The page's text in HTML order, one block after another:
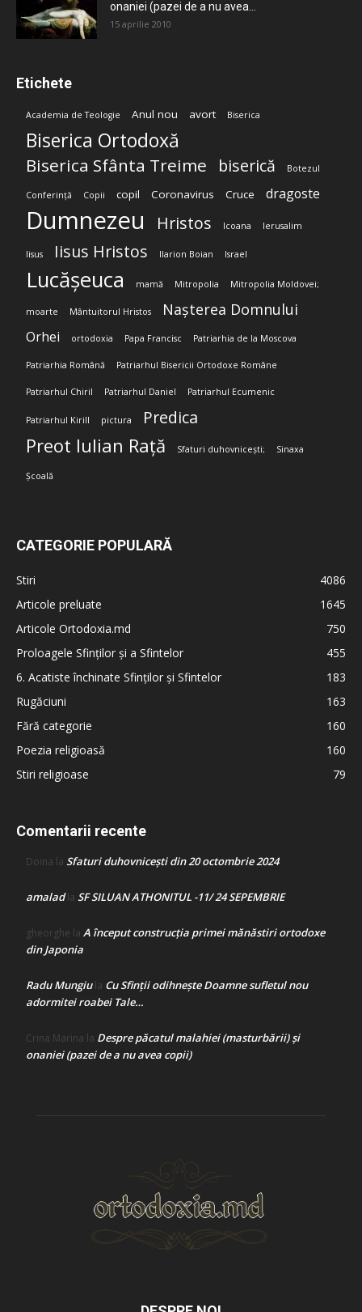
onaniei (pazei de a nu avea...
15 aprilie 2010
Etichete
Academia de Teologie Anul nou avort Biserica
Biserica Ortodoxă
Biserica Sfânta Treime biserică Botezul
Conferință Copii copil Coronavirus Cruce dragoste
Dumnezeu Hristos Icoana Ierusalim
Iisus Iisus Hristos Ilarion Boian Israel
Lucășeuca mamă Mitropolia Mitropolia Moldovei;
moarte Mântuitorul Hristos Nașterea Domnului
Orhei ortodoxia Papa Francisc Patriarhia de la Moscova
Patriarhia Română Patriarhul Bisericii Ortodoxe Române
Patriarhul Chiril Patriarhul Daniel Patriarhul Ecumenic
Patriarhul Kirill pictura Predica
Preot Iulian Rață Sfaturi duhovnicești; Sinaxa
Școală
CATEGORIE POPULARĂ
Stiri
4086
Articole preluate
1645
Articole Ortodoxia.md
750
Proloagele Sfinților și a Sfintelor
455
6. Acatiste închinate Sfinților și Sfintelor
183
Rugăciuni
163
Fără categorie
160
Poezia religioasă
160
Stiri religioase
79
Comentarii recente
Doina la Sfaturi duhovnicești din 20 octombrie 2024
amaladla SF SILUAN ATHONITUL -11/ 24 SEPEMBRIE
gheorghe la A început construcţia primei mănăstiri ortodoxe
din Japonia
Radu Mungiula Cu Sfinții odihnește Doamne sufletul nou
adormitei roabei Tale…
Crina Marina la Despre păcatul malahiei (masturbării) şi
onaniei (pazei de a nu avea copii)